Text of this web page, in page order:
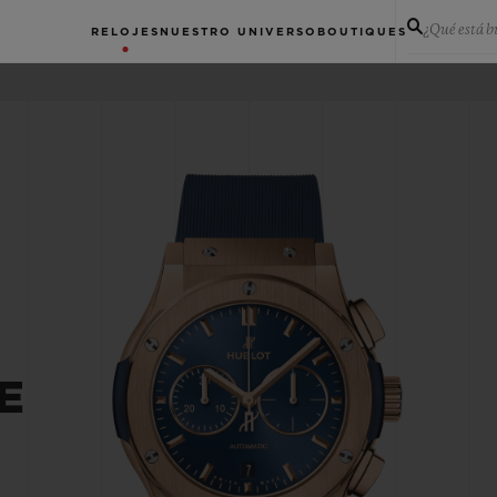
RELOJES NUESTRO UNIVERSO BOUTIQUES ¿Qué está